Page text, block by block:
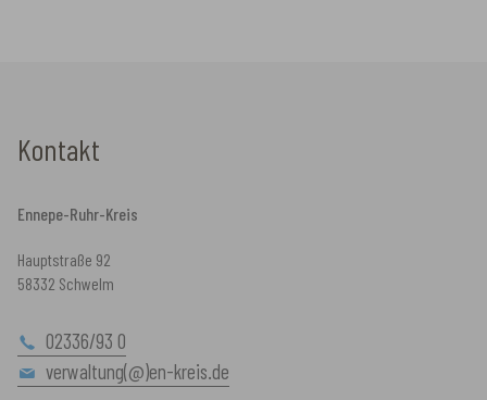
Kontakt
Ennepe-Ruhr-Kreis
Hauptstraße 92
58332 Schwelm
02336/93 0
verwaltung(@)en-kreis.de